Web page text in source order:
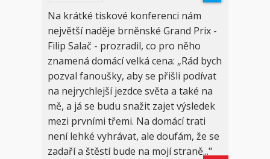
Na krátké tiskové konferenci nám
největší naděje brněnské Grand Prix -
Filip Salač - prozradil, co pro něho
znamená domácí velká cena: „Rád bych
pozval fanoušky, aby se přišli podívat
na nejrychlejší jezdce světa a také na
mě, a já se budu snažit zajet výsledek
mezi prvními třemi. Na domácí trati
není lehké vyhrávat, ale doufám, že se
zadaří a štěstí bude na mojí straně..."